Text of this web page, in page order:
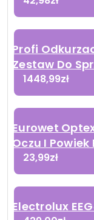
Profi
Zestaw Do
1448,99zł
Eurowet
Oczu I Powiek
23,99zł
Electrolux